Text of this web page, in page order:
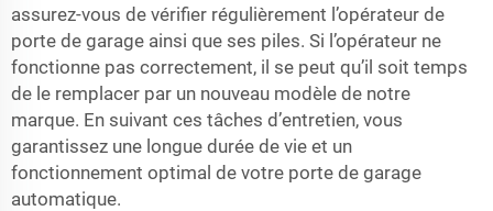
assurez-vous de vérifier régulièrement l’opérateur de
porte de garage ainsi que ses piles. Si l’opérateur ne
fonctionne pas correctement, il se peut qu’il soit temps
de le remplacer par un nouveau modèle de notre
marque. En suivant ces tâches d’entretien, vous
garantissez une longue durée de vie et un
fonctionnement optimal de votre porte de garage
automatique.